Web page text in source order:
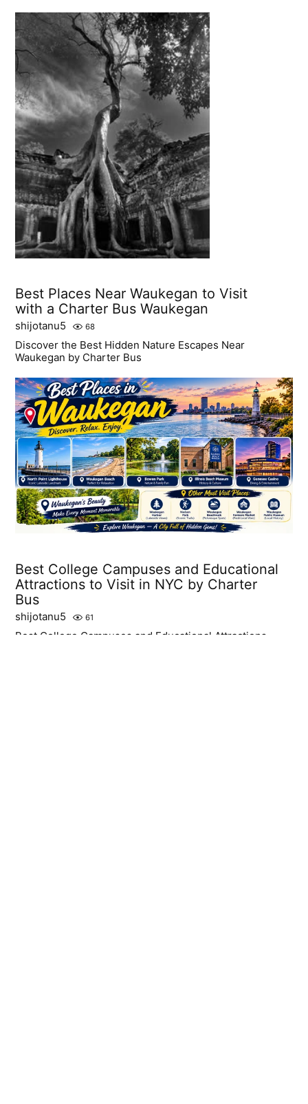
Best Places Near Waukegan to Visit
with a Charter Bus Waukegan
shijotanu5 68
Discover the Best Hidden Nature Escapes Near
Waukegan by Charter Bus
Best College Campuses and Educational
Attractions to Visit in NYC by Charter
Bus
shijotanu5 61
Best College Campuses and Educational Attractions